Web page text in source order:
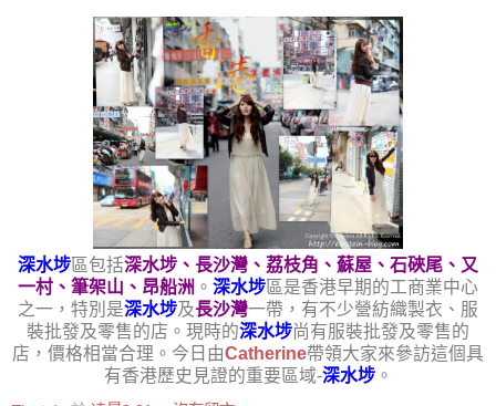
深水埗 區包括深水埗、長沙灣、荔枝角、蘇屋、石硤尾、又
一村、筆架山、昂船洲 。 深水埗 區是香港早期的工商業中心
之一，特別是深水埗及長沙灣一帶，有不少營紡織製衣、服
裝批發及零售的店。現時的深水埗尚有服裝批發及零售的
店，價格相當合理。今日由Catherine帶領大家來參訪這個具
有香港歷史見證的重要區域-深水埗。